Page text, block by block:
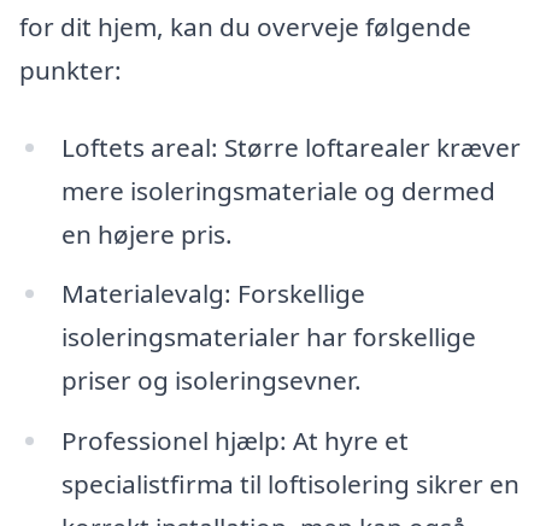
for dit hjem, kan du overveje følgende
punkter:
Loftets areal: Større loftarealer kræver
mere isoleringsmateriale og dermed
en højere pris.
Materialevalg: Forskellige
isoleringsmaterialer har forskellige
priser og isoleringsevner.
Professionel hjælp: At hyre et
specialistfirma til loftisolering sikrer en